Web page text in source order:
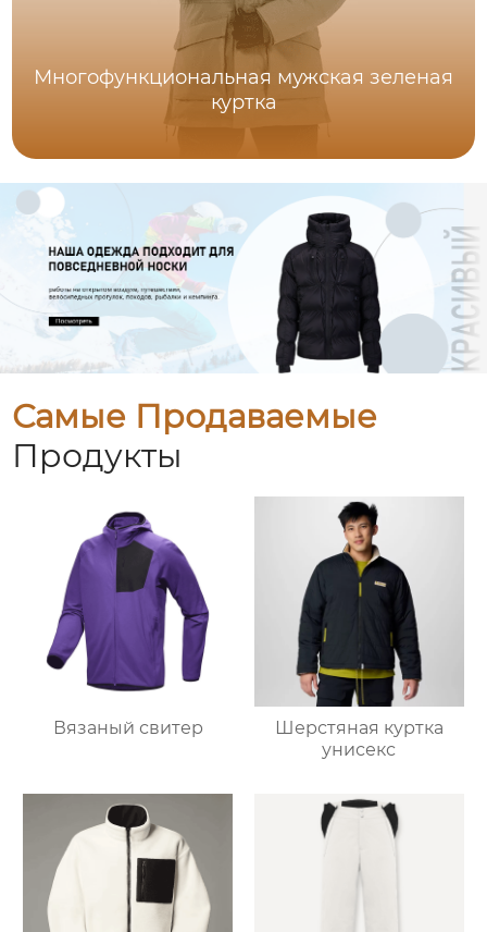
Многофункциональная мужская зеленая
куртка
Самые Продаваемые
Продукты
Вязаный свитер
Шерстяная куртка
унисекс